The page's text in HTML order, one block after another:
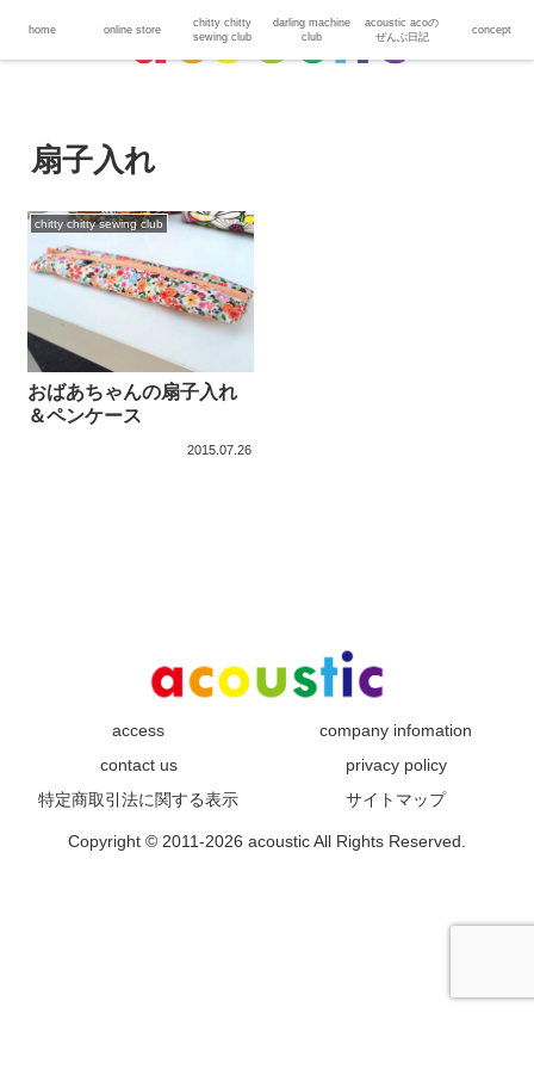
扇子入れ
chitty chitty sewing club
おばあちゃんの扇子入れ
＆ペンケース
2015.07.26
access
company infomation
contact us
privacy policy
特定商取引法に関する表示
サイトマップ
Copyright © 2011-2026 acoustic All Rights Reserved.
home online store
chitty chitty
sewing club
darling machine
club
acoustic acoの
ぜんぶ日記
concept